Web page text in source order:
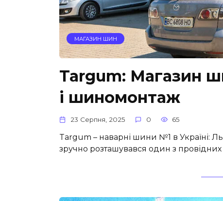
МАГАЗИН ШИН
Targum: Магазин
і шиномонтаж
23 Серпня, 2025 0 65
Targum – наварні шини №1 в Україні:
зручно розташувався один з провідних